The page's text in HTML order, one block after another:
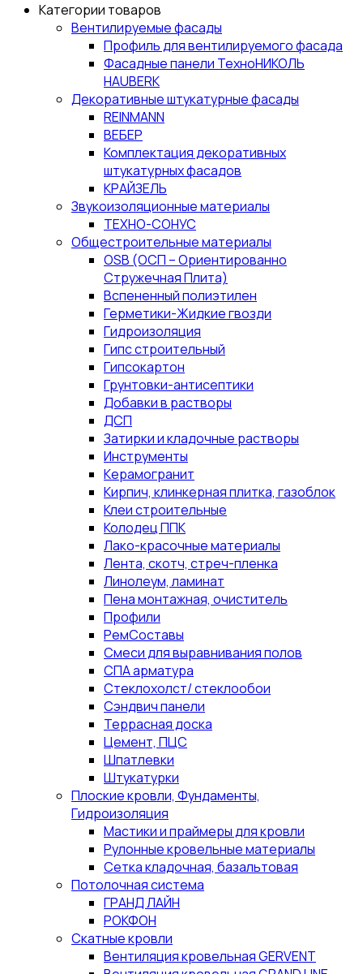
Категории товаров
Вентилируемые фасады
Профиль для вентилируемого фасада
Фасадные панели ТехноНИКОЛЬ
HAUBERK
Декоративные штукатурные фасады
REINMANN
ВЕБЕР
Комплектация декоративных
штукатурных фасадов
КРАЙЗЕЛЬ
Звукоизоляционные материалы
ТЕХНО-СОНУС
Общестроительные материалы
OSB (ОСП – Ориентированно
Стружечная Плита)
Вспененный полиэтилен
Герметики-Жидкие гвозди
Гидроизоляция
Гипс строительный
Гипсокартон
Грунтовки-антисептики
Добавки в растворы
ДСП
Затирки и кладочные растворы
Инструменты
Керамогранит
Кирпич, клинкерная плитка, газоблок
Клеи строительные
Колодец ППК
Лако-красочные материалы
Лента, скотч, стреч-пленка
Линолеум, ламинат
Пена монтажная, очиститель
Профили
РемСоставы
Смеси для выравнивания полов
СПА арматура
Стеклохолст/ стеклообои
Сэндвич панели
Террасная доска
Цемент, ПЦС
Шпатлевки
Штукатурки
Плоские кровли, Фундаменты,
Гидроизоляция
Мастики и праймеры для кровли
Рулонные кровельные материалы
Сетка кладочная, базальтовая
Потолочная система
ГРАНД ЛАЙН
РОКФОН
Скатные кровли
Вентиляция кровельная GERVENT